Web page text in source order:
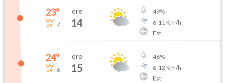
23°
7
ore
14
49%
6-11 Km/h
Est
24°
6
ore
15
46%
6-12 Km/h
Est